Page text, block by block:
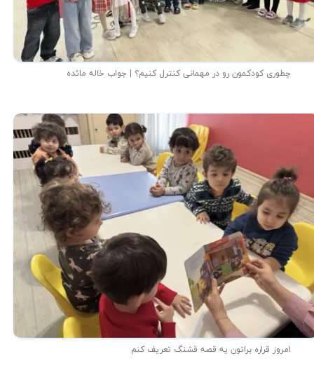
چطوری کودکمون رو در مهمانی کنترل کنیم؟ | جواب خاله مائده
امروز قراره براتون یه قصه قشنگ تعریف کنم